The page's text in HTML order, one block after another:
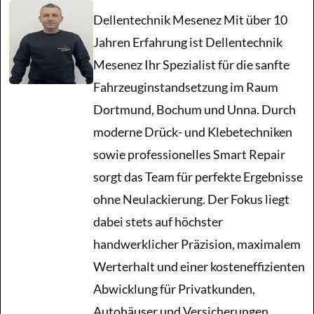
Kratzer
Dellentechnik Mesenez Mit über 10
Jahren Erfahrung ist Dellentechnik
Mesenez Ihr Spezialist für die sanfte
Fahrzeuginstandsetzung im Raum
Dortmund, Bochum und Unna. Durch
moderne Drück- und Klebetechniken
sowie professionelles Smart Repair
sorgt das Team für perfekte Ergebnisse
ohne Neulackierung. Der Fokus liegt
dabei stets auf höchster
handwerklicher Präzision, maximalem
Werterhalt und einer kosteneffizienten
Abwicklung für Privatkunden,